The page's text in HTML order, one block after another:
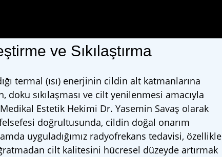
ve Sıkılaştırma
termal (ısı) enerjinin cildin alt katmanlarına
sıkılaşması ve cilt yenilenmesi amacıyla
Estetik Hekimi Dr. Yasemin Savaş olarak
doğrultusunda, cildin doğal onarım
uyguladığımız radyofrekans tedavisi, özellikle
cilt kalitesini hücresel düzeyde artırmak